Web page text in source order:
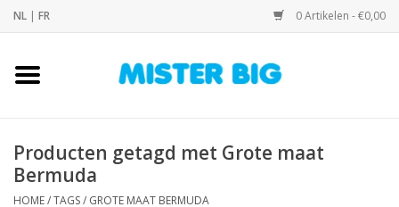
NL | FR 0 Artikelen - €0,00
Home
Onze Winkel
Producten getagd met Grote maat
Bermuda
HOME/TAGS/ GROTE MAAT BERMUDA